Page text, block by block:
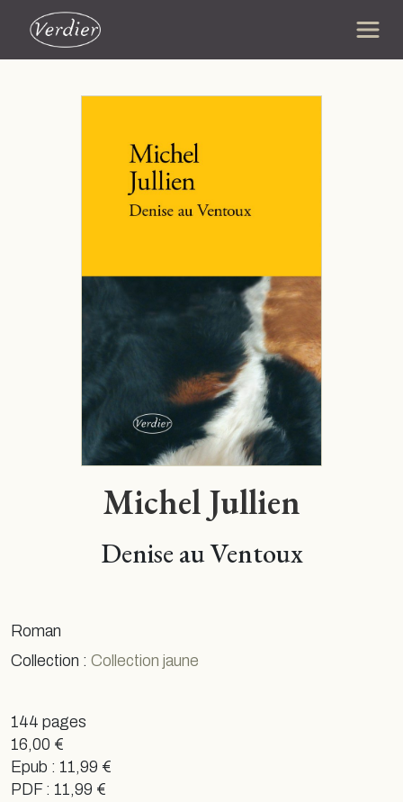
Michel Jullien
Denise au Ventoux
Roman
Collection : Collection jaune
144 pages
16,00 €
Epub : 11,99 €
PDF : 11,99 €